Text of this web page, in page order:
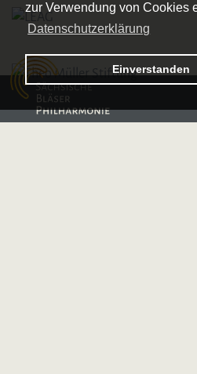
zur Verwendung von Cookies
Datenschutzerklärung
Einverstanden
Logo – Sächsische